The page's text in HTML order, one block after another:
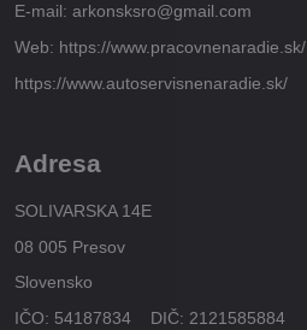
E-mail: arkonsksro@gmail.com
Web: https://www.pracovnenaradie.sk/
https://www.autoservisnenaradie.sk/
Adresa
SOLIVARSKA 14E
08 005 Presov
Slovensko
IČO: 54187834 DIČ: 2121585884